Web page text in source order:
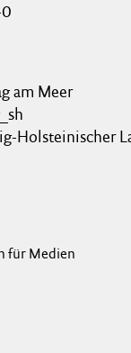
am Meer
Holsteinischer
für Medien